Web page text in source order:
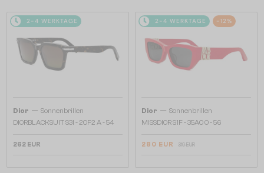
2-4 WERKTAGE
Dior — Sonnenbrillen
DIORBLACKSUIT S3I - 20F2 A - 54
262 EUR
2-4 WERKTAGE -12%
Dior — Sonnenbrillen
MISSDIOR S1F - 35A0 O - 56
280 EUR 319 EUR